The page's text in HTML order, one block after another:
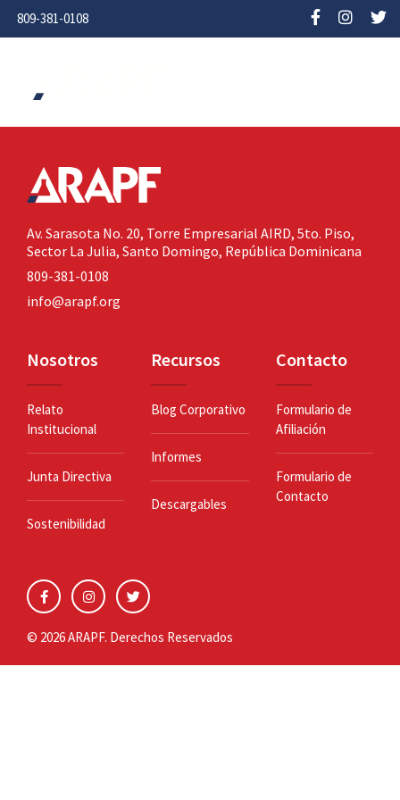
809-381-0108
Av. Sarasota No. 20, Torre Empresarial AIRD, 5to. Piso,
Sector La Julia, Santo Domingo, República Dominicana
809-381-0108
info@arapf.org
Nosotros
Relato
Institucional
Junta Directiva
Sostenibilidad
Recursos
Blog Corporativo
Informes
Descargables
Contacto
Formulario de
Afiliación
Formulario de
Contacto
© 2026 ARAPF. Derechos Reservados